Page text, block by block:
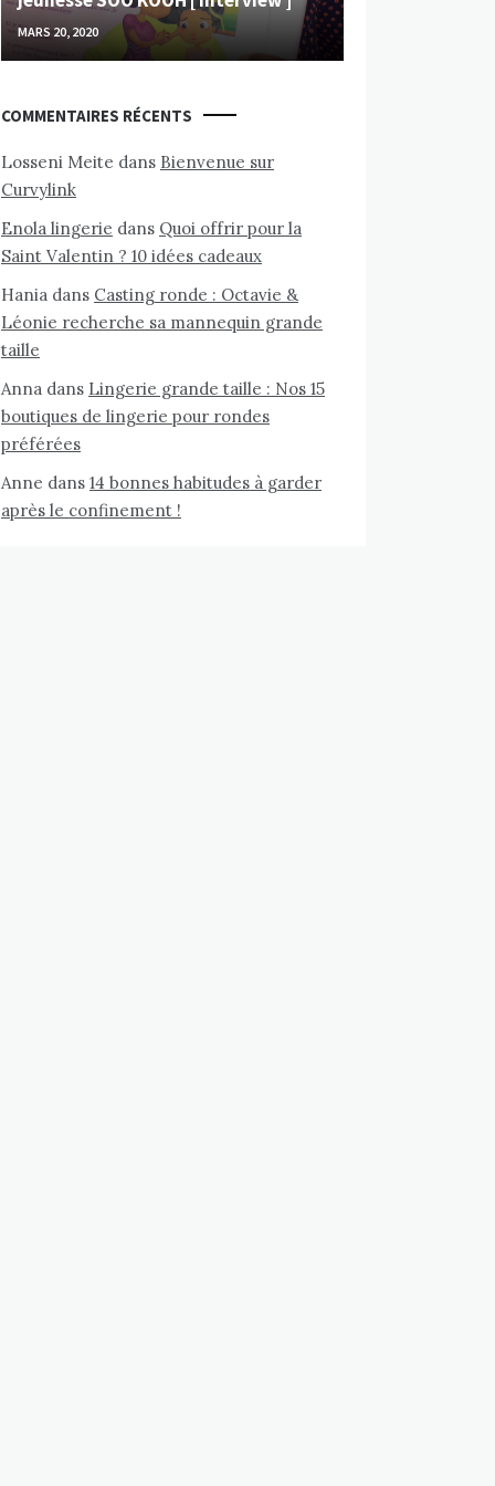
MARS 20, 2020
COMMENTAIRES RÉCENTS
Losseni Meite dans Bienvenue sur
Curvylink
Enola lingerie dans Quoi offrir pour la
Saint Valentin ? 10 idées cadeaux
Hania dans Casting ronde : Octavie &
Léonie recherche sa mannequin grande
taille
Anna dans Lingerie grande taille : Nos 15
boutiques de lingerie pour rondes
préférées
Anne dans 14 bonnes habitudes à garder
après le confinement !